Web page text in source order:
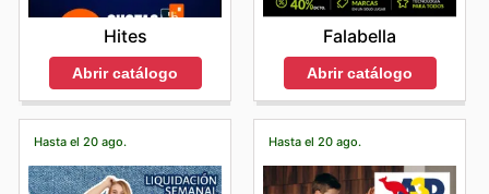
Hites
Abrir catálogo
Falabella
Abrir catálogo
Hasta el 20 ago. Hasta el 20 ago.